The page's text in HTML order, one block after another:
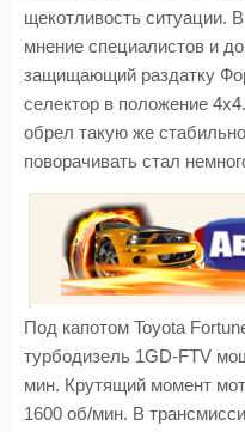
щекотливость ситуации.
мнение специалистов и
защищающий раздатку
селектор в положение
обрел такую же
поворачивать стал
Под капотом Toyota
турбодизель 1GD-FTV
мин. Крутящий момент
1600 об/мин. В